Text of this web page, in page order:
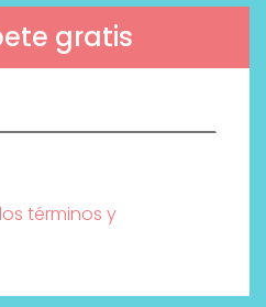
gratis
términos y